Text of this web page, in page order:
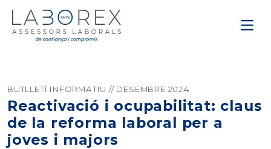
BUTLLETÍ INFORMATIU // DESEMBRE 2024
Reactivació i ocupabilitat: claus
de la reforma laboral per a
joves i majors